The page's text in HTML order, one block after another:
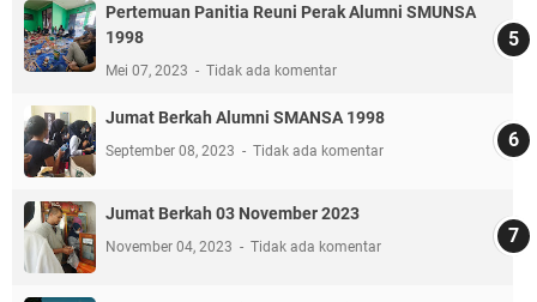
Pertemuan Panitia Reuni Perak Alumni SMUNSA
1998
Mei 07, 2023 Tidak ada komentar
Jumat Berkah Alumni SMANSA 1998
September 08, 2023 Tidak ada komentar
Jumat Berkah 03 November 2023
November 04, 2023 Tidak ada komentar